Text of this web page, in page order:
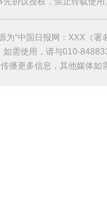
为“中国日报网：XXX（
需使用，请与010-
播更多信息，其他媒体